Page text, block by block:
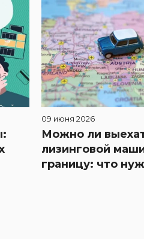
09 июня 2026
Можно ли
лизинговой
границу: что